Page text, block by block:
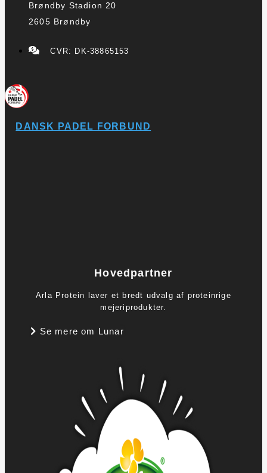
Brøndby Stadion 20
2605 Brøndby
CVR: DK-38865153
DANSK PADEL FORBUND
Hovedpartner
Arla Protein laver et bredt udvalg af proteinrige
mejeriprodukter.
Se mere om Lunar